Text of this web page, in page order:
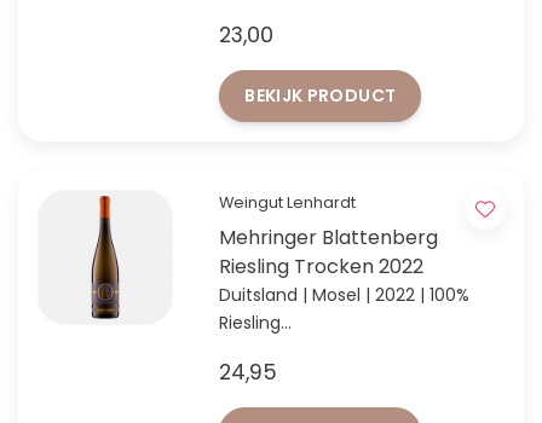
volgens VINUM 2024
23,00
BEKIJK PRODUCT
Weingut Lenhardt
Mehringer Blattenberg
Riesling Trocken 2022
Duitsland | Mosel | 2022 | 100%
Riesling
24,95